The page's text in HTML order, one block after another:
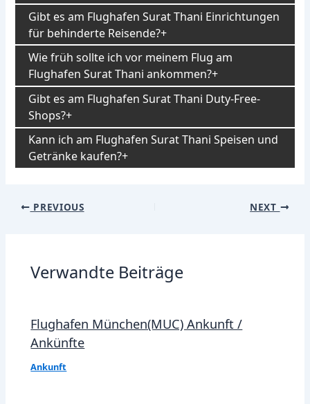
Gibt es am Flughafen Surat Thani Einrichtungen
für behinderte Reisende?
Wie früh sollte ich vor meinem Flug am
Flughafen Surat Thani ankommen?
Gibt es am Flughafen Surat Thani Duty-Free-
Shops?
Kann ich am Flughafen Surat Thani Speisen und
Getränke kaufen?
Post
PREVIOUS NEXT
Verwandte Beiträge
Flughafen München(MUC) Ankunft /
Ankünfte
Ankunft